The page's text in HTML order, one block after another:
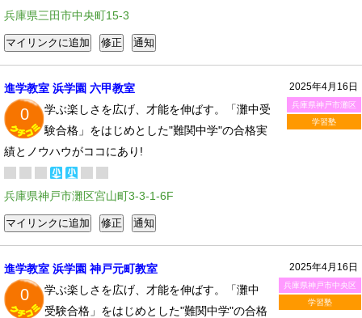
兵庫県三田市中央町15-3
2025年4月16日
兵庫県神戸市灘区
学習塾
進学教室 浜学園 六甲教室
0
学ぶ楽しさを広げ、才能を伸ばす。「灘中受
験合格」をはじめとした"難関中学"の合格実
績とノウハウがココにあり!
兵庫県神戸市灘区宮山町3-3-1-6F
2025年4月16日
兵庫県神戸市中央区
学習塾
進学教室 浜学園 神戸元町教室
0
学ぶ楽しさを広げ、才能を伸ばす。「灘中
受験合格」をはじめとした"難関中学"の合格